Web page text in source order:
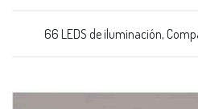
66 LEDS de iluminación,